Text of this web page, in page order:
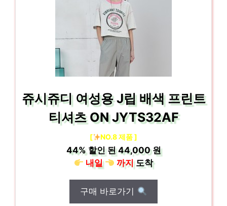
쥬시쥬디 여성용 J립 배색 프린트
티셔츠 ON JYTS32AF
[ NO.8 제품 ]
44%할인 된44,000 원
내일
까지도착
구매 바로가기